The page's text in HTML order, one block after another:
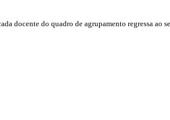
docente do quadro de agrupamento regressa ao